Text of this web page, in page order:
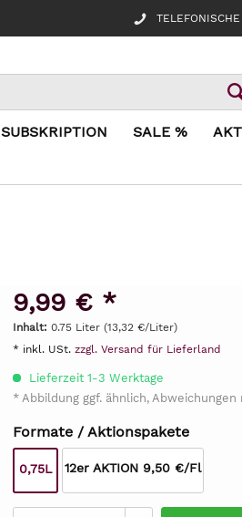
SUBSKRIPTION SALE %
9,99 € *
Inhalt: 0.75 Liter (13,32 €/Liter)
* inkl. USt. zzgl. Versand für Lieferland
Lieferzeit 1-3 Werktage
* Abbildung ggf. ähnlich, Abweichungen
Formate / Aktionspakete
0,75L 12er AKTION 9,50 €/Fl